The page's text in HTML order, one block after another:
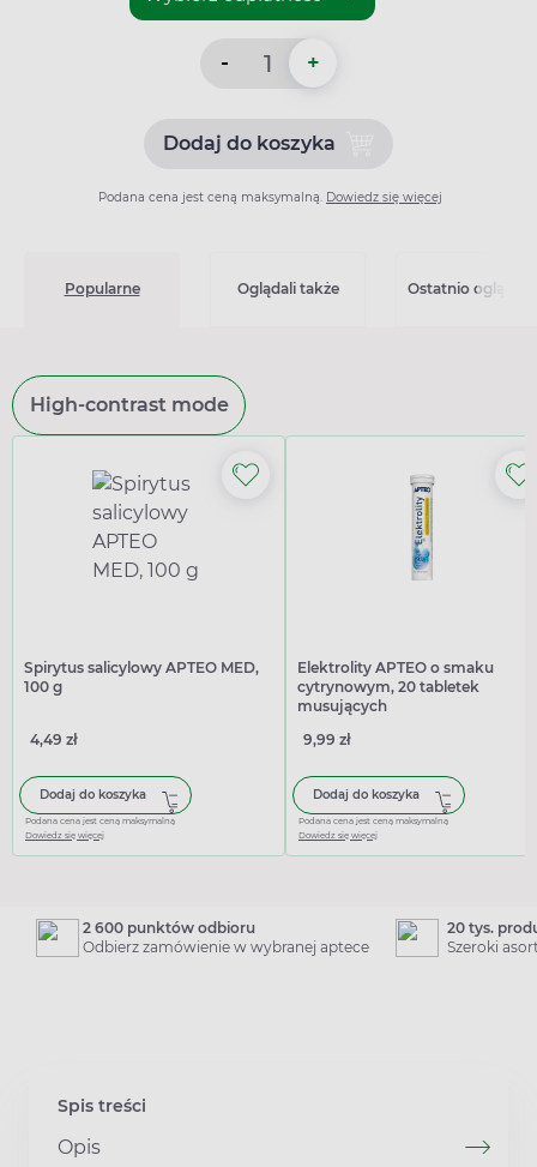
- +
Dodaj do koszykaDodaj do koszyka Setaloft
Podana cena jest ceną maksymalną. Dowiedz się więcej
Popularne Oglądali także Ostatnio
High-contrast mode
Spirytus salicylowy APTEO MED,
100 g
4,49 zł
Dodaj do koszyka
Podana cena jest ceną maksymalną
Dowiedz się więcej
Elektrolity APTEO o smaku
cytrynowym, 20 tabletek
musujących
9,99 zł
Dodaj do koszyka
Podana cena jest ceną maksymalną
Dowiedz się więcej
2 600 punktów odbioru
Odbierz zamówienie w wybranej aptece
20 tys.
Szeroki
Spis treści
Opis